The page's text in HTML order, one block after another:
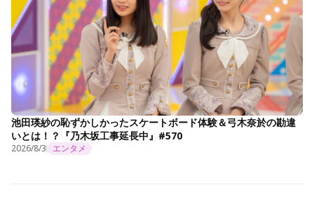
池田瑛紗の恥ずかしかったスケートボード体験＆弓木奈於の勘違
いとは！？『乃木坂工事延長中』#570
2026/8/3 エンタメ